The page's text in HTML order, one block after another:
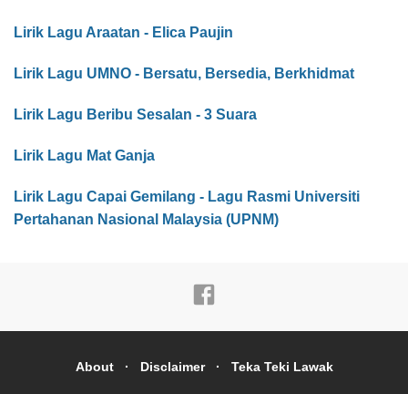
Lirik Lagu Araatan - Elica Paujin
Lirik Lagu UMNO - Bersatu, Bersedia, Berkhidmat
Lirik Lagu Beribu Sesalan - 3 Suara
Lirik Lagu Mat Ganja
Lirik Lagu Capai Gemilang - Lagu Rasmi Universiti
Pertahanan Nasional Malaysia (UPNM)
About Disclaimer Teka Teki Lawak